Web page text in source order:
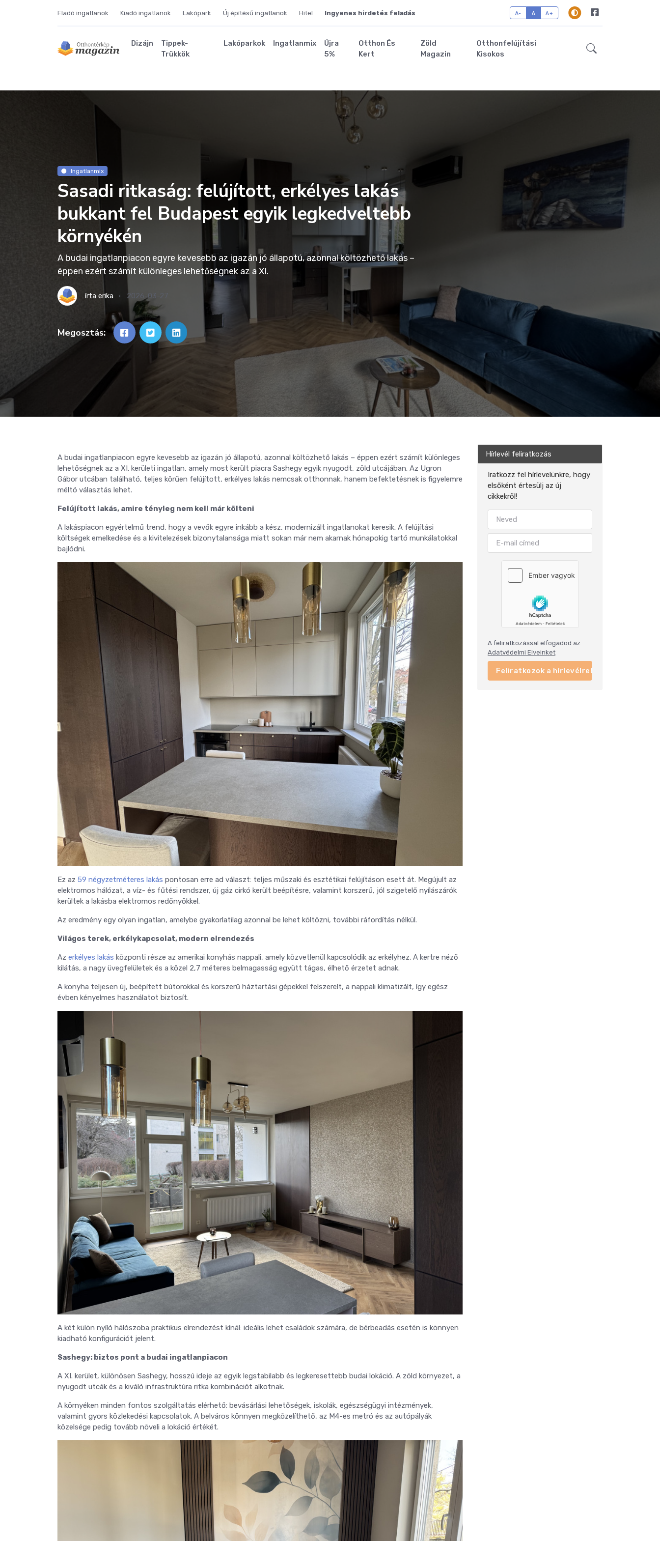
Eladó ingatlanok Kiadó ingatlanok Lakópark Új építésű ingatlanok Hitel Ingyenes hirdetés feladás A- A A+
Dizájn
Tippek-
Trükkök
Lakóparkok Ingatlanmix
Újra
5%
Otthon És
Kert
Zöld
Magazin
Otthonfelújítási
Kisokos
Ingatlanmix
Sasadi ritkaság: felújított, erkélyes lakás
bukkant fel Budapest egyik legkedveltebb
környékén
A budai ingatlanpiacon egyre kevesebb az igazán jó állapotú, azonnal költözhető lakás –
éppen ezért számít különleges lehetőségnek az a XI.
írta erika 2026-03-27
Megosztás:
A budai ingatlanpiacon egyre kevesebb az igazán jó állapotú, azonnal költözhető lakás – éppen ezért számít különleges
lehetőségnek az a XI. kerületi ingatlan, amely most került piacra Sashegy egyik nyugodt, zöld utcájában. Az Ugron
Gábor utcában található, teljes körűen felújított, erkélyes lakás nemcsak otthonnak, hanem befektetésnek is figyelemre
méltó választás lehet.
Felújított lakás, amire tényleg nem kell már költeni
A lakáspiacon egyértelmű trend, hogy a vevők egyre inkább a kész, modernizált ingatlanokat keresik. A felújítási
költségek emelkedése és a kivitelezések bizonytalansága miatt sokan már nem akarnak hónapokig tartó munkálatokkal
bajlódni.
Ez az 59 négyzetméteres lakás pontosan erre ad választ: teljes műszaki és esztétikai felújításon esett át. Megújult az
elektromos hálózat, a víz- és fűtési rendszer, új gáz cirkó került beépítésre, valamint korszerű, jól szigetelő nyílászárók
kerültek a lakásba elektromos redőnyökkel.
Az eredmény egy olyan ingatlan, amelybe gyakorlatilag azonnal be lehet költözni, további ráfordítás nélkül.
Világos terek, erkélykapcsolat, modern elrendezés
Az erkélyes lakás központi része az amerikai konyhás nappali, amely közvetlenül kapcsolódik az erkélyhez. A kertre néző
kilátás, a nagy üvegfelületek és a közel 2,7 méteres belmagasság együtt tágas, élhető érzetet adnak.
A konyha teljesen új, beépített bútorokkal és korszerű háztartási gépekkel felszerelt, a nappali klimatizált, így egész
évben kényelmes használatot biztosít.
A két külön nyíló hálószoba praktikus elrendezést kínál: ideális lehet családok számára, de bérbeadás esetén is könnyen
kiadható konfigurációt jelent.
Sashegy: biztos pont a budai ingatlanpiacon
A XI. kerület, különösen Sashegy, hosszú ideje az egyik legstabilabb és legkeresettebb budai lokáció. A zöld környezet, a
nyugodt utcák és a kiváló infrastruktúra ritka kombinációt alkotnak.
A környéken minden fontos szolgáltatás elérhető: bevásárlási lehetőségek, iskolák, egészségügyi intézmények,
valamint gyors közlekedési kapcsolatok. A belváros könnyen megközelíthető, az M4-es metró és az autópályák
közelsége pedig tovább növeli a lokáció értékét.
Hírlevél feliratkozás
Iratkozz fel hírlevelünkre, hogy
elsőként értesülj az új
cikkekről!
A feliratkozással elfogadod az
Adatvédelmi Elveinket
Feliratkozok a hírlevélre!